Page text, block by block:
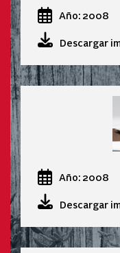
Año: 2008
Descargar
Año: 2008
Descargar